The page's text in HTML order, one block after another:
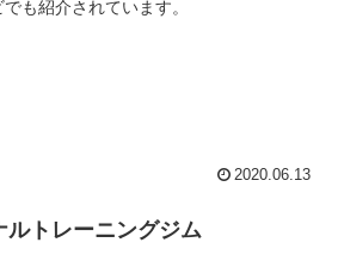
も紹介されています。
2020.06.13
トレーニングジム